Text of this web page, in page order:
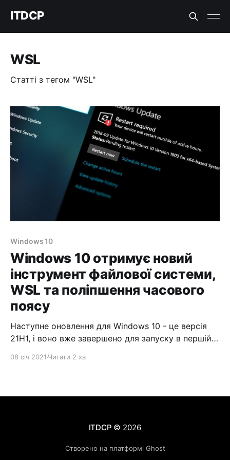
ITDCP
WSL
Статті з тегом "WSL"
Windows 10
Windows 10 отримує новий
інструмент файлової системи,
WSL та поліпшення часового
поясу
Наступне оновлення для Windows 10 - це версія
21H1, і воно вже завершено для запуску в першій
08 січ 2021 Читати 2 хв
ITDCP © 2026
Створено на платформі Ghost